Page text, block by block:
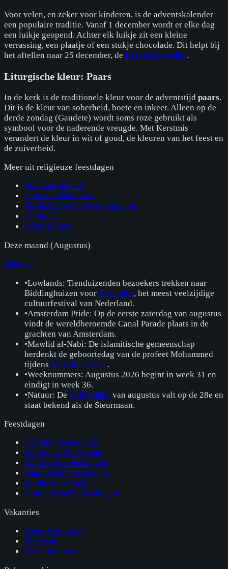
Voor velen, en zeker voor kinderen, is de adventskalender
een populaire traditie. Vanaf 1 december wordt er elke dag
een luikje geopend. Achter elk luikje zit een kleine
verrassing, een plaatje of een stukje chocolade. Dit helpt bij
het aftellen naar 25 december, de Eerste Kerstdag.
Liturgische kleur: Paars
In de kerk is de traditionele kleur voor de adventstijd paars.
Dit is de kleur van soberheid, boete en inkeer. Alleen op de
derde zondag (Gaudete) wordt soms roze gebruikt als
symbool voor de naderende vreugde. Met Kerstmis
verandert de kleur in wit of goud, de kleuren van het feest en
de zuiverheid.
Meer uit religieuze feestdagen
Mannam Jayanti
Onnozele Kinderen
Maria Onbevlekte Ontvangenis
Dankdag
Allerheiligen
Deze maand (Augustus)
Meer →
•Lowlands: Tienduizenden bezoekers trekken naar
Biddinghuizen voor Lowlands, het meest veelzijdige
cultuurfestival van Nederland.
•Amsterdam Pride: Op de eerste zaterdag van augustus
vindt de wereldberoemde Canal Parade plaats in de
grachten van Amsterdam.
•Mawlid al-Nabi: De islamitische gemeenschap
herdenkt de geboortedag van de profeet Mohammed
tijdens Mawlid al-Nabi.
•Weeknummers: Augustus 2026 begint in week 31 en
eindigt in week 36.
•Natuur: De Volle Maan van augustus valt op de 28e en
staat bekend als de Steurmaan.
Feestdagen
Officiële feestdagen
Religieuze feestdagen
Christelijke feestdagen
Islamitische feestdagen
Joodse feestdagen
Hindoeïstische feestdagen
Vakanties
Schoolvakanties
Bouwvak
Weeknummers